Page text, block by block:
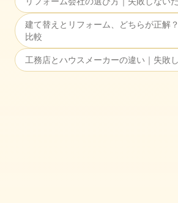
建て替えとリフォーム、どちらが正解
比較
工務店とハウスメーカーの違い｜失敗